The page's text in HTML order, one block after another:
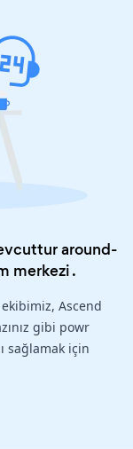
around-
merkezi.
Ascend
gibi powr
sağlamak için